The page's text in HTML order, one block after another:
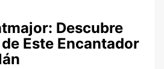
Descubre
Este Encantador